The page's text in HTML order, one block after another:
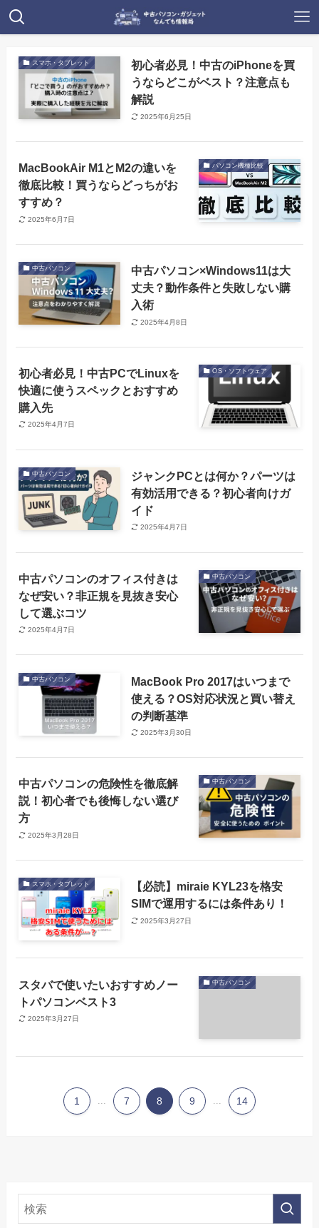
スマホ・タブレット
初心者必見！中古のiPhoneを買
うならどこがベスト？注意点も
解説
2025年6月25日
パソコン機種比較
MacBookAir M1とM2の違いを
徹底比較！買うならどっちがお
すすめ？
2025年6月7日
中古パソコン
中古パソコン×Windows11は大
丈夫？動作条件と失敗しない購
入術
2025年4月8日
OS・ソフトウェア
初心者必見！中古PCでLinuxを
快適に使うスペックとおすすめ
購入先
2025年4月7日
中古パソコン
ジャンクPCとは何か？パーツは
有効活用できる？初心者向けガ
イド
2025年4月7日
中古パソコン
中古パソコンのオフィス付きは
なぜ安い？非正規を見抜き安心
して選ぶコツ
2025年4月7日
中古パソコン
MacBook Pro 2017はいつまで
使える？OS対応状況と買い替え
の判断基準
2025年3月30日
中古パソコン
中古パソコンの危険性を徹底解
説！初心者でも後悔しない選び
方
2025年3月28日
スマホ・タブレット
【必読】miraie KYL23を格安
SIMで運用するには条件あり！
2025年3月27日
中古パソコン
スタバで使いたいおすすめノー
トパソコンベスト3
2025年3月27日
1 7 8 9 14